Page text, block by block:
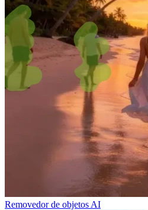
Removedor de objetos AI